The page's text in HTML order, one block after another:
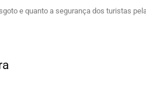
e quanto a segurança dos turistas